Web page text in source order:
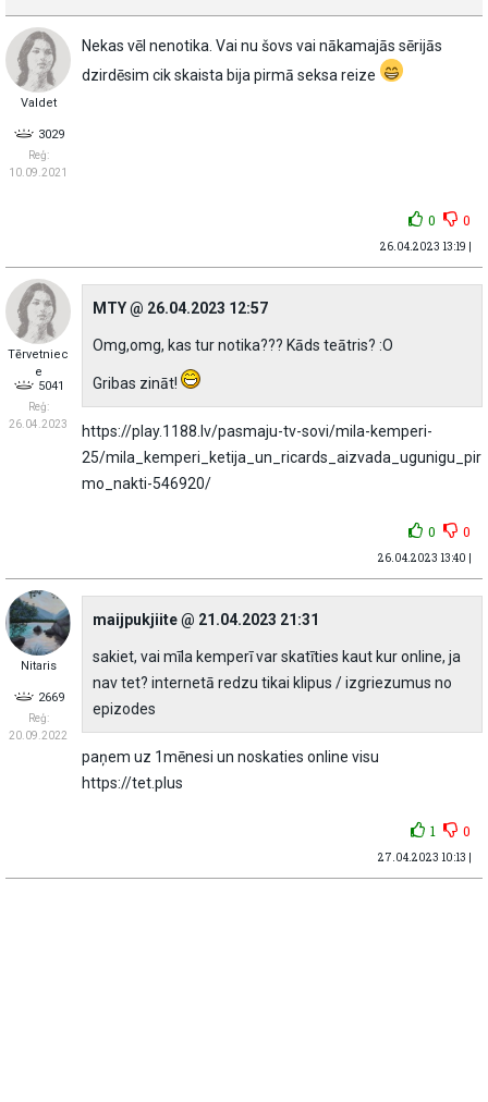
Valdet
3029
Reģ:
10.09.2021
Nekas vēl nenotika. Vai nu šovs vai nākamajās sērijās
dzirdēsim cik skaista bija pirmā seksa reize
0 0
26.04.2023 13:19 |
Tērvetniec
e
5041
Reģ:
26.04.2023
MTY @ 26.04.2023 12:57
Omg,omg, kas tur notika??? Kāds teātris? :O
Gribas zināt!
https://play.1188.lv/pasmaju-tv-sovi/mila-kemperi-
25/mila_kemperi_ketija_un_ricards_aizvada_ugunigu_pir
mo_nakti-546920/
0 0
26.04.2023 13:40 |
Nitaris
2669
Reģ:
20.09.2022
maijpukjiite @ 21.04.2023 21:31
sakiet, vai mīla kemperī var skatīties kaut kur online, ja
nav tet? internetā redzu tikai klipus / izgriezumus no
epizodes
paņem uz 1mēnesi un noskaties online visu
https://tet.plus
1 0
27.04.2023 10:13 |